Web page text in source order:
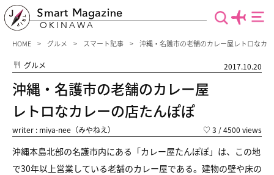
Smart Magazine
OKINAWA
HOME グルメ スマート記事 沖縄・名護市の老舗のカレー屋レトロなカ
グルメ 2017.10.20
沖縄・名護市の老舗のカレー屋
レトロなカレーの店たんぽぽ
writer : miya-nee（みやねえ） ♡ 3 / 4500 views
沖縄本島北部の名護市内にある「カレー屋たんぽぽ」は、この地
で30年以上営業している老舗のカレー屋である。建物の壁や床の